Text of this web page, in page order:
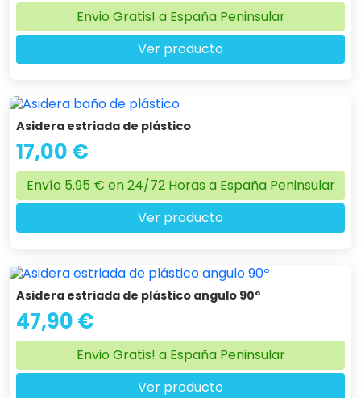
Envio Gratis! a España Peninsular
Ver producto
Asidera estriada de plástico
17,00 €
Envío 5.95 € en 24/72 Horas a España Peninsular
Ver producto
Asidera estriada de plástico angulo 90º
47,90 €
Envio Gratis! a España Peninsular
Ver producto